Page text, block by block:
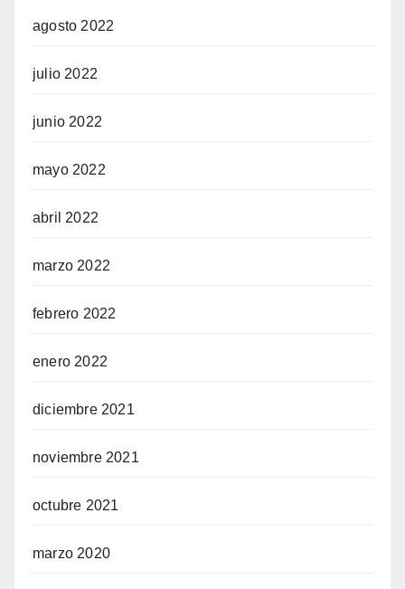
agosto 2022
julio 2022
junio 2022
mayo 2022
abril 2022
marzo 2022
febrero 2022
enero 2022
diciembre 2021
noviembre 2021
octubre 2021
marzo 2020